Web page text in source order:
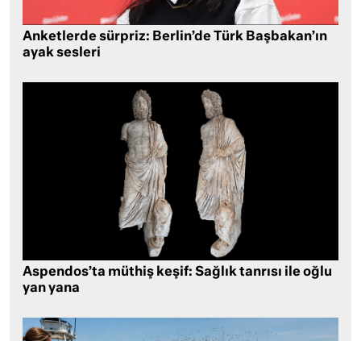
Anketlerde sürpriz: Berlin’de Türk Başbakan’ın
ayak sesleri
Aspendos’ta müthiş keşif: Sağlık tanrısı ile oğlu
yan yana